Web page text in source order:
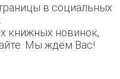
в социальных
книжных новинок,
Мы ждём Вас!